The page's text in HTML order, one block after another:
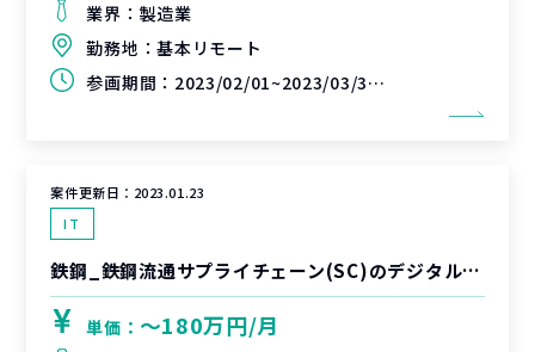
業界： 製造業
勤務地：基本リモート
参画期間： 2023/02/01~2023/03/31（延長可能性あり）
案件更新日： 2023.01.23
IT
鉄鋼_鉄鋼流通サプライチェーン(SC)のデジタル化プロジェクト
単価： 〜180万円/月